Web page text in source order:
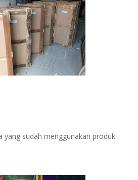
yang sudah menggunakan produk